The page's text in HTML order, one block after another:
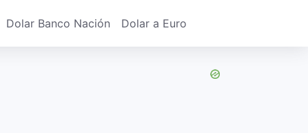
Dolar Banco Nación Dolar a Euro